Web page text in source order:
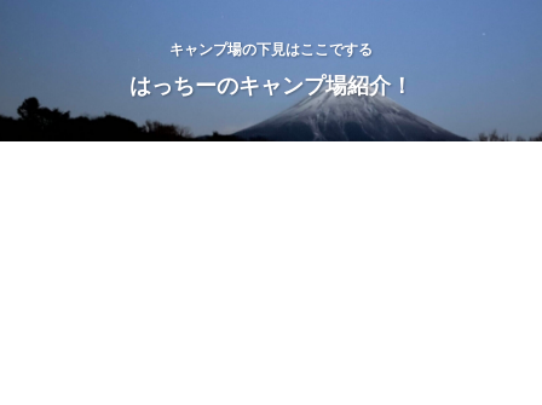
キャンプ場の下見はここでする
はっちーのキャンプ場紹介！